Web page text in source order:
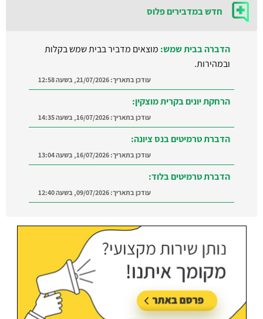
חדש במדבירים פלוס
הרחקת יונים בקרית מוצקין:
הדברת טרמיטים בנס ציונה:
עודכן בתאריך:
הדברת טרמיטים בלוד:
עודכן בתאריך:
הדברה ברמת השרון:מצאו מדביר מוסמך ומקצועי
ברמת השרון והסביבה
עודכן בתאריך:21/07/2026, בשעה 12:58
ובמהירות.
עודכן בתאריך:21/07/2026, בשעה 12:58